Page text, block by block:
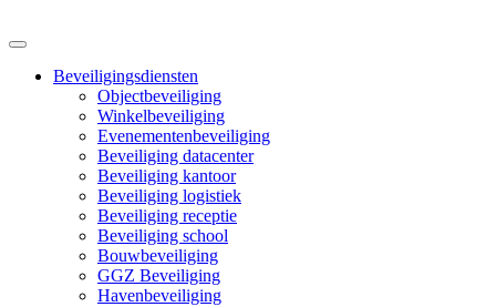
Beveiligingsdiensten
Objectbeveiliging
Winkelbeveiliging
Evenementenbeveiliging
Beveiliging datacenter
Beveiliging kantoor
Beveiliging logistiek
Beveiliging receptie
Beveiliging school
Bouwbeveiliging
GGZ Beveiliging
Havenbeveiliging